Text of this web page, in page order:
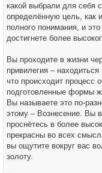
какой выбрали для себя
определённую цель, как
полного понимания, и
достигнете более
Вы проходите в жизни
привилегия –
что происходит процесс
подготовленные формы
Вы называете это по-
этому – Вознесение. Вы
проснётесь в более
прекрасны во всех
вы ощутите вокруг вас
золоту.